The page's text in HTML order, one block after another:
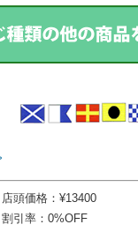
店頭価格：¥13400
割引率：0%OFF